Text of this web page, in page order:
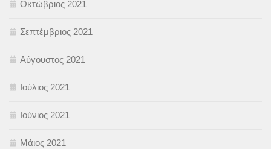
Οκτώβριος 2021
Σεπτέμβριος 2021
Αύγουστος 2021
Ιούλιος 2021
Ιούνιος 2021
Μάιος 2021